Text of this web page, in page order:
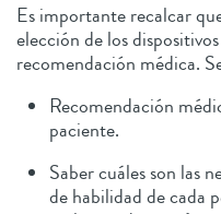
Es importante recalcar
elección de los
recomendación médica.
Recomendación
paciente.
Saber cuáles son las
de habilidad de cada